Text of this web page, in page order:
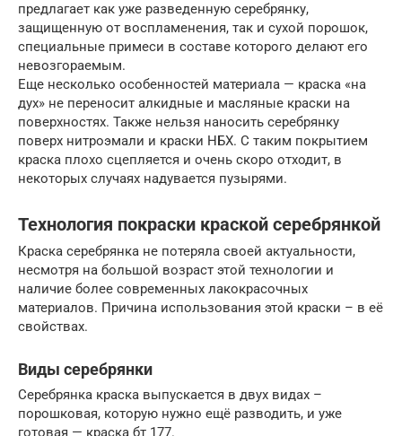
предлагает как уже разведенную серебрянку,
защищенную от воспламенения, так и сухой порошок,
специальные примеси в составе которого делают его
невозгораемым.
Еще несколько особенностей материала — краска «на
дух» не переносит алкидные и масляные краски на
поверхностях. Также нельзя наносить серебрянку
поверх нитроэмали и краски НБХ. С таким покрытием
краска плохо сцепляется и очень скоро отходит, в
некоторых случаях надувается пузырями.
Технология покраски краской серебрянкой
Краска серебрянка не потеряла своей актуальности,
несмотря на большой возраст этой технологии и
наличие более современных лакокрасочных
материалов. Причина использования этой краски – в её
свойствах.
Виды серебрянки
Серебрянка краска выпускается в двух видах –
порошковая, которую нужно ещё разводить, и уже
готовая — краска бт 177.